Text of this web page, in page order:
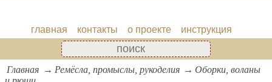
главная контакты о проекте инструкция
Главная Ремёсла, промыслы, рукоделия
Оборки, воланы